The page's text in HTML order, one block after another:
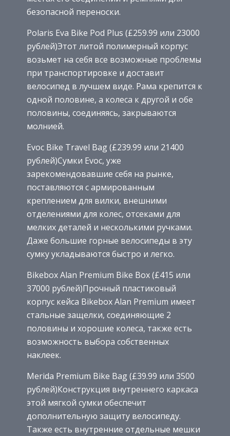
безопасной переноски.
Polaris Eva Bike Pod Plus (£259.99 или 23000
рублей)Этот литой полимерный корпус
возьмет на себя все возможные проблемы
при транспортировке и доставит
велосипед в лучшем виде. Рама крепится к
одной половине, а колеса к другой и обе
половины, соединяясь, закрываются
молнией.
Evoc Bike Travel Bag (£239.99 или 21400
рублей)Сумки Evoc, уже
зарекомендовавшие себя на рынке,
поставляются с армированным
креплением для вилки, внешними
отделениями для колес, отсеками для
мелких деталей и несколькими ручками.
Даже большие горные велосипеды в эту
сумку укладываются быстро и легко.
Bikebox Alan Premium Bike Box (£415 или
37000 рублей)Прочный пластиковый
корпус кейса Bikebox Alan Premium имеет
стальные защелки, соединяющие 2
половины и хорошие колеса, также есть
возможность выбора собственных
наклеек.
Merida Premium Bike Bag (£39.99 или 3500
рублей)Конструкция внутреннего каркаса
этой мягкой сумки обеспечит
дополнительную защиту велосипеду.
Также есть внутренние отдельные мешки